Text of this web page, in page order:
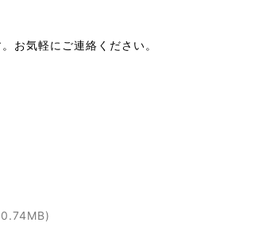
お気軽にご連絡ください。